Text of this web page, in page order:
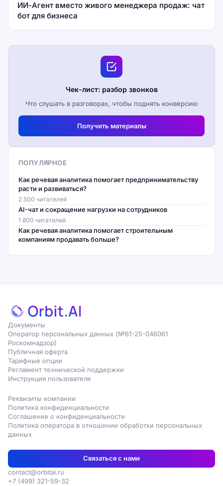
ИИ-Агент вместо живого менеджера продаж: чат
бот для бизнеса
Чек-лист: разбор звонков
Что слушать в разговорах, чтобы поднять конверсию
Получить материалы
ПОПУЛЯРНОЕ
Как речевая аналитика помогает предпринимательству
расти и развиваться?
2 500 читателей
AI-чат и сокращение нагрузки на сотрудников
1 800 читателей
Как речевая аналитика помогает строительным
компаниям продавать больше?
Документы
Оператор персональных данных (№61-25-046061
Роскомнадзор)
Публичная оферта
Тарифные опции
Регламент технической поддержки
Инструкция пользователя
Реквизиты компании
Политика конфиденциальности
Соглашение о конфиденциальности
Политика оператора в отношении обработки персональных
данных
Связаться с нами
contact@orbitai.ru
+7 (499) 321-59-32